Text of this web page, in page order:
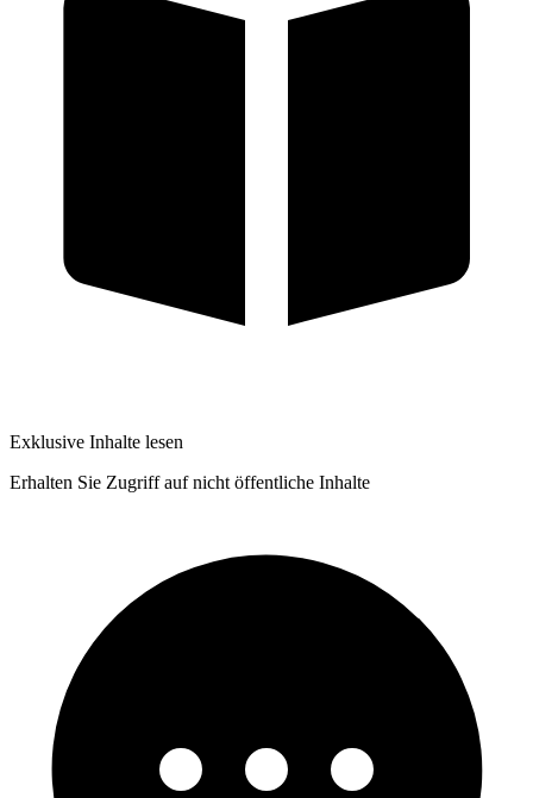
Exklusive Inhalte lesen
Erhalten Sie Zugriff auf nicht öffentliche Inhalte